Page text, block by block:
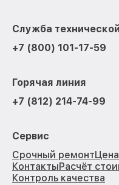
Служба
+7 (800) 101-17-59
Горячая линия
+7 (812) 214-74-99
Сервис
Срочный ремонт
КонтактыРасчёт
Контроль качества